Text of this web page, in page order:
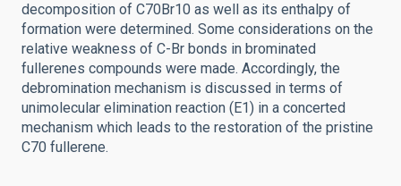
decomposition of C70Br10 as well as its enthalpy of
formation were determined. Some considerations on the
relative weakness of C-Br bonds in brominated
fullerenes compounds were made. Accordingly, the
debromination mechanism is discussed in terms of
unimolecular elimination reaction (E1) in a concerted
mechanism which leads to the restoration of the pristine
C70 fullerene.